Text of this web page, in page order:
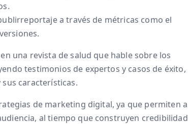
a través de métricas como el
una revista de salud que hable sobre los
testimonios de expertos y casos de éxito,
características.
de marketing digital, ya que permiten a
al tiempo que construyen credibilidad